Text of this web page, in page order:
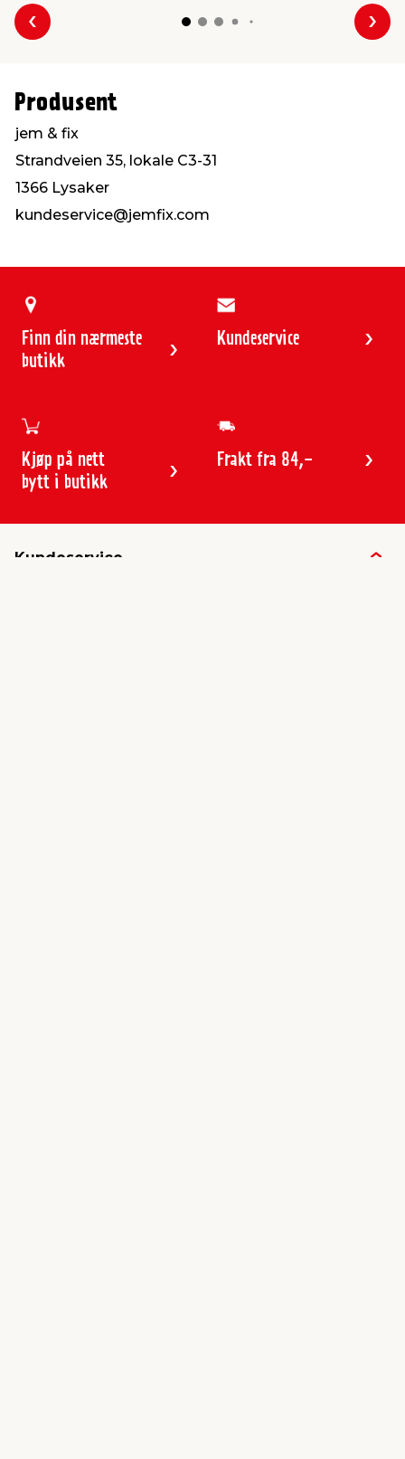
Forrige
Produsent
jem & fix
Strandveien 35, lokale C3-31
1366 Lysaker
kundeservice@jemfix.com
Finn din nærmeste
butikk
Kundeservice
Kjøp på nett
bytt i butikk
Frakt fra 84,-
Kundeservice